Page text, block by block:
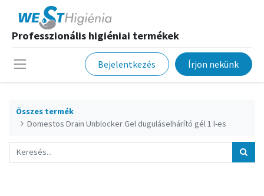
Professzionális higiéniai termékek
Bejelentkezés Írjon nekünk
Összes termék
Domestos Drain Unblocker Gel duguláselhárító gél 1 l-es